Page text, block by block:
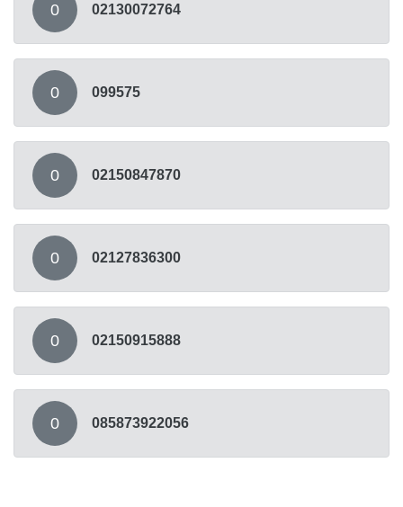
0 02130072764
0 099575
0 02150847870
0 02127836300
0 02150915888
0 085873922056